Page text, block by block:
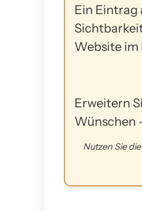
Ein
Website im
Erweitern
Wünschen
Nutzen Sie